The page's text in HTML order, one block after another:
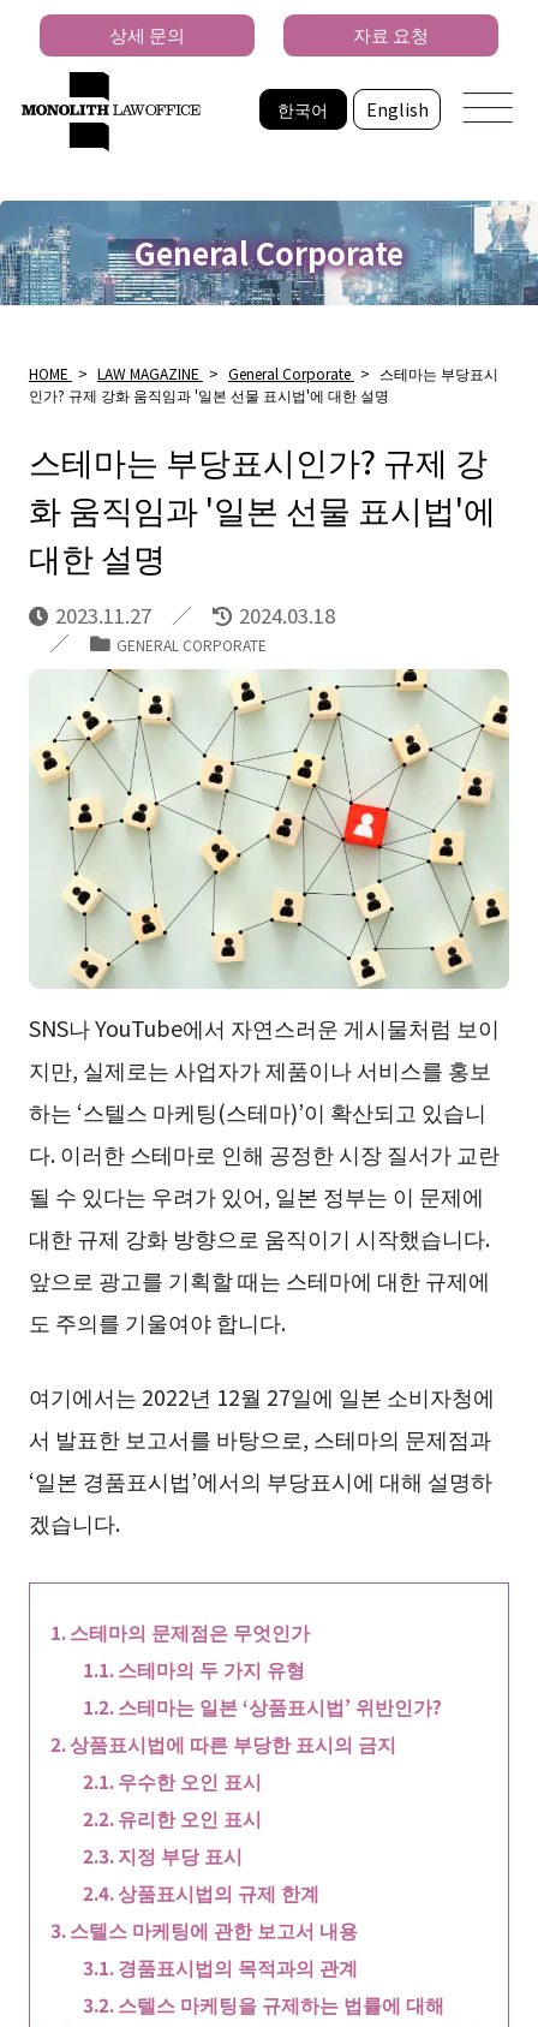
한국어 English
상세 문의 자료 요청
General Corporate
HOME > LAW MAGAZINE > General Corporate > 스테마는 부당표시
인가? 규제 강화 움직임과 '일본 선물 표시법'에 대한 설명
스테마는 부당표시인가? 규제 강
화 움직임과 '일본 선물 표시법'에
대한 설명
2023.11.27 2024.03.18
GENERAL CORPORATE
SNS나 YouTube에서 자연스러운 게시물처럼 보이
지만, 실제로는 사업자가 제품이나 서비스를 홍보
하는 ‘스텔스 마케팅(스테마)’이 확산되고 있습니
다. 이러한 스테마로 인해 공정한 시장 질서가 교란
될 수 있다는 우려가 있어, 일본 정부는 이 문제에
대한 규제 강화 방향으로 움직이기 시작했습니다.
앞으로 광고를 기획할 때는 스테마에 대한 규제에
도 주의를 기울여야 합니다.
여기에서는 2022년 12월 27일에 일본 소비자청에
서 발표한 보고서를 바탕으로, 스테마의 문제점과
‘일본 경품표시법’에서의 부당표시에 대해 설명하
겠습니다.
스테마의 문제점은 무엇인가
스테마의 두 가지 유형
스테마는 일본 ‘상품표시법’ 위반인가?
상품표시법에 따른 부당한 표시의 금지
우수한 오인 표시
유리한 오인 표시
지정 부당 표시
상품표시법의 규제 한계
스텔스 마케팅에 관한 보고서 내용
경품표시법의 목적과의 관계
스텔스 마케팅을 규제하는 법률에 대해